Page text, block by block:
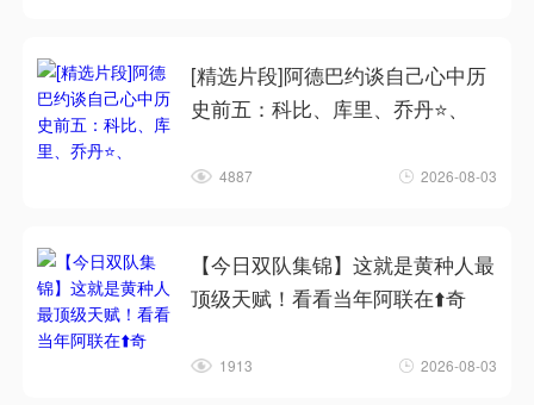
[精选片段]阿德巴约谈自己心中历
史前五：科比、库里、乔丹⭐、
4887 2026-08-03
【今日双队集锦】这就是黄种人最
顶级天赋！看看当年阿联在⬆️奇
1913 2026-08-03